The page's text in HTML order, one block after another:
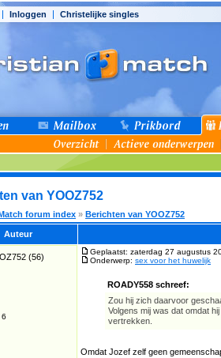
Inloggen Christelijke singles
van YOOZ752
forum index » Berichten van YOOZ752
Auteur
(56)
Geplaatst: zaterdag 27 augustus
Onderwerp: sex voor het huwelijk
ROADY558 schreef:
Zou hij zich daarvoor
Volgens mij was dat omdat
vertrekken.
Omdat Jozef zelf geen